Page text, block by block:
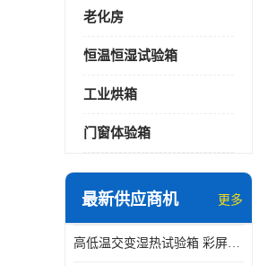
老化房
恒温恒湿试验箱
工业烘箱
门窗体验箱
最新供应商机 更多
高低温交变湿热试验箱 彩屏操作 移动和放置方便